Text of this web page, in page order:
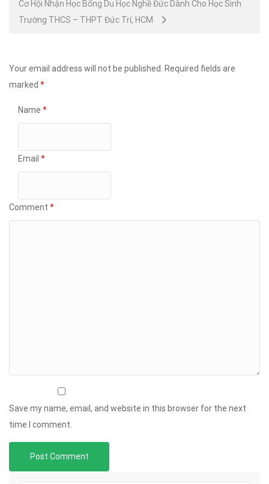
Cơ Hội Nhận Học Bổng Du Học Nghề Đức Dành Cho Học Sinh
Trường THCS – THPT Đức Trí, HCM
Your email address will not be published. Required fields are
marked *
Name *
Email *
Comment *
Save my name, email, and website in this browser for the next
time I comment.